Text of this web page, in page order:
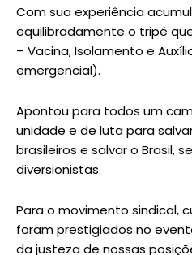
Com sua experiência
equilibradamente o tripé
– Vacina, Isolamento e
emergencial).
Apontou para todos um
unidade e de luta para
brasileiros e salvar o Brasil,
diversionistas.
Para o movimento sindical,
foram prestigiados no
da justeza de nossas